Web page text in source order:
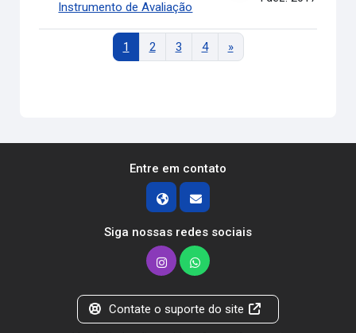
Instrumento de Avaliação
1 Página 1
2Página 2
3Página 3
4Página 4
»Próxima página
Entre em contato
Siga nossas redes sociais
Contate o suporte do site